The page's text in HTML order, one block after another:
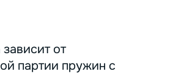
от
партии пружин с